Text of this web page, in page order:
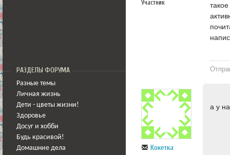
РАЗДЕЛЫ ФОРУМА
Разные темы
Личная жизнь
Дети - цветы жизни!
Здоровье
Досуг и хобби
Будь красивой!
Домашние дела
Участник
Кокетка
а у